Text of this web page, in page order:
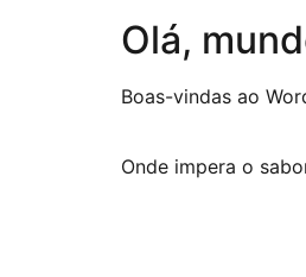
Olá,
Boas-vindas ao
Onde impera o